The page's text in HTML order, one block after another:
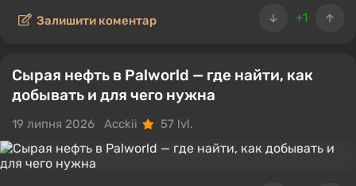
+1
Залишити коментар
Сырая нефть в Palworld — где найти, как
добывать и для чего нужна
19 липня 2026 Acckii 57 lvl.